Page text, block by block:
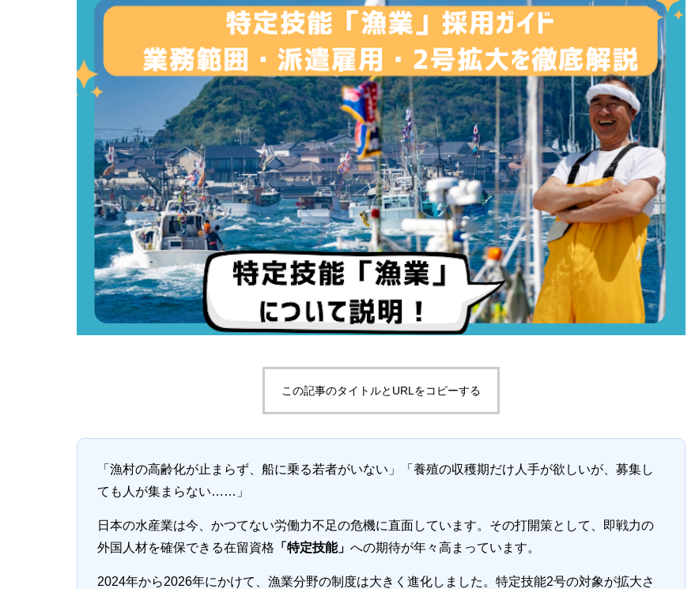
この記事のタイトルとURLをコピーする
「漁村の高齢化が止まらず、船に乗る若者がいない」「養殖の収穫期だけ人手が欲しいが、募集し
ても人が集まらない……」
日本の水産業は今、かつてない労働力不足の危機に直面しています。その打開策として、即戦力の
外国人材を確保できる在留資格 「特定技能」 への期待が年々高まっています。
2024年から2026年にかけて、漁業分野の制度は大きく進化しました。特定技能2号の対象が拡大さ